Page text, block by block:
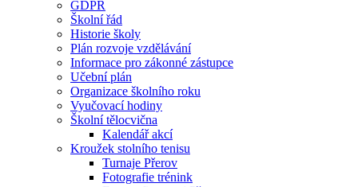
GDPR
Školní řád
Historie školy
Plán rozvoje vzdělávání
Informace pro zákonné zástupce
Učební plán
Organizace školního roku
Vyučovací hodiny
Školní tělocvična
Kalendář akcí
Kroužek stolního tenisu
Turnaje Přerov
Fotografie trénink